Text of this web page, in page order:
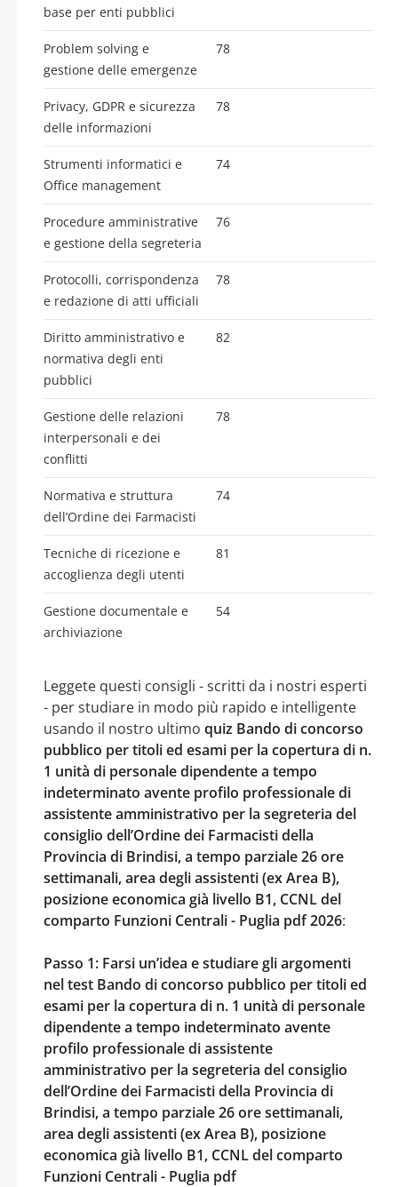
base per enti pubblici
Problem solving e
gestione delle emergenze
78
Privacy, GDPR e sicurezza
delle informazioni
78
Strumenti informatici e
Office management
74
Procedure amministrative
e gestione della segreteria
76
Protocolli, corrispondenza
e redazione di atti ufficiali
78
Diritto amministrativo e
normativa degli enti
pubblici
82
Gestione delle relazioni
interpersonali e dei
conflitti
78
Normativa e struttura
dell’Ordine dei Farmacisti
74
Tecniche di ricezione e
accoglienza degli utenti
81
Gestione documentale e
archiviazione
54
Leggete questi consigli - scritti da i nostri esperti
- per studiare in modo più rapido e intelligente
usando il nostro ultimo quiz Bando di concorso
pubblico per titoli ed esami per la copertura di n.
1 unità di personale dipendente a tempo
indeterminato avente profilo professionale di
assistente amministrativo per la segreteria del
consiglio dell’Ordine dei Farmacisti della
Provincia di Brindisi, a tempo parziale 26 ore
settimanali, area degli assistenti (ex Area B),
posizione economica già livello B1, CCNL del
comparto Funzioni Centrali - Puglia pdf 2026:
Passo 1: Farsi un’idea e studiare gli argomenti
nel test Bando di concorso pubblico per titoli ed
esami per la copertura di n. 1 unità di personale
dipendente a tempo indeterminato avente
profilo professionale di assistente
amministrativo per la segreteria del consiglio
dell’Ordine dei Farmacisti della Provincia di
Brindisi, a tempo parziale 26 ore settimanali,
area degli assistenti (ex Area B), posizione
economica già livello B1, CCNL del comparto
Funzioni Centrali - Puglia pdf